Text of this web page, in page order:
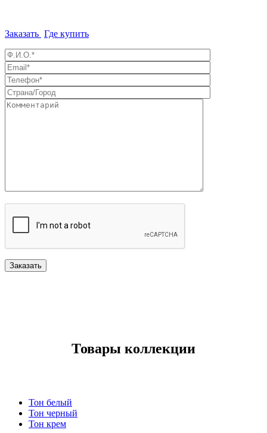
Заказать Где купить
Товары коллекции
Тон белый
Тон черный
Тон крем